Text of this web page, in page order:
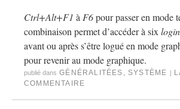
Ctrl+Alt+F1 à F6pour passer en mode
combinaison permet d’accéder à six login
avant ou après s’être logué en mode
pour revenir au mode graphique.
publié dans GÉNÉRALITÉES SYSTÈME |
COMMENTAIRE